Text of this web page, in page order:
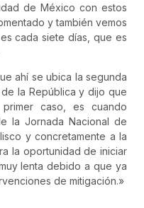
de México con estos
y también vemos
cada siete días, que es
ahí se ubica la segunda
la República y dijo que
caso, es cuando
la Jornada Nacional de
y concretamente a la
la oportunidad de iniciar
lenta debido a que ya
de mitigación.»